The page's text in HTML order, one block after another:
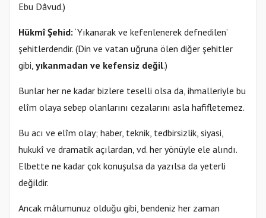
Ebu Dâvud.)
Hükmî Şehid: ‘Yıkanarak ve kefenlenerek defnedilen’
şehitlerdendir. (Din ve vatan uğruna ölen diğer şehitler
gibi, yıkanmadan ve kefensiz değil.)
Bunlar her ne kadar bizlere teselli olsa da, ihmalleriyle bu
elîm olaya sebep olanlarını cezalarını asla hafifletemez.
Bu acı ve elîm olay; haber, teknik, tedbirsizlik, siyasi,
hukukî ve dramatik açılardan, vd. her yönüyle ele alındı.
Elbette ne kadar çok konuşulsa da yazılsa da yeterli
değildir.
Ancak mâlumunuz olduğu gibi, bendeniz her zaman